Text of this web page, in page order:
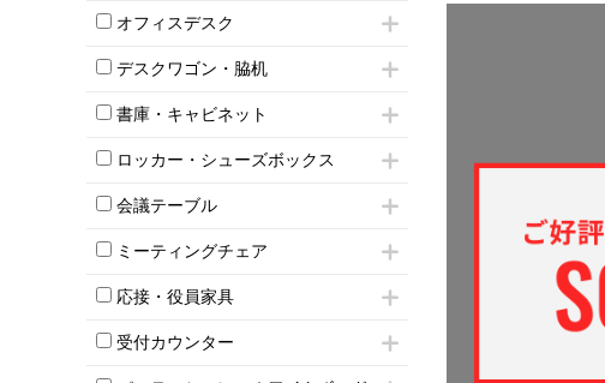
肘付きチェア
肘無しチェア
役員チェア
オフィスチェアその他
オフィスデスク
片袖机
フリーアドレスデスク（ベンチデスク）
昇降デスク
両袖机
デスクワゴン・脇机
インワゴン2段
インワゴン3段
脇机
書庫・キャビネット
ハイキャビネット
ローキャビネット
両開きキャビネット
上下連結キャビネット
軽量ラック（スチールラック）
収納家具その他
オープン書庫
ロッカー・シューズボックス
1人用ロッカー
2人用ロッカー
3人用ロッカー
5人用ロッカー
8人用ロッカー
会議テーブル
ミーティングテーブル
スタッキングテーブル
ネスティングテーブル
カウンターテーブル
ミーティングチェア
キャスター付きミーティングチェア
スタッキングミーティングチェア
テーブル付きミーティングチェア
応接・役員家具
応接セット
応接ソファ
受付カウンター
ハイカウンター